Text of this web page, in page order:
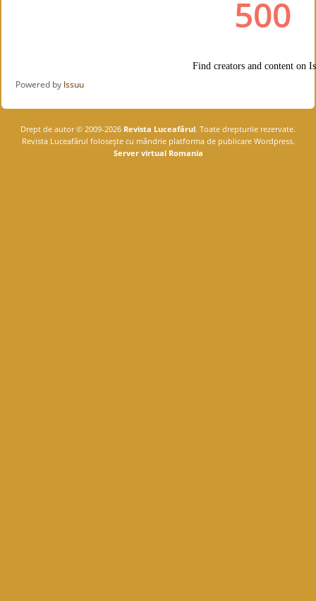
Powered by Issuu
Drept de autor © 2009-2026 Revista Luceafărul. Toate drepturile rezervate.
Revista Luceafărul foloseşte cu mândrie platforma de publicare Wordpress.
Server virtual Romania